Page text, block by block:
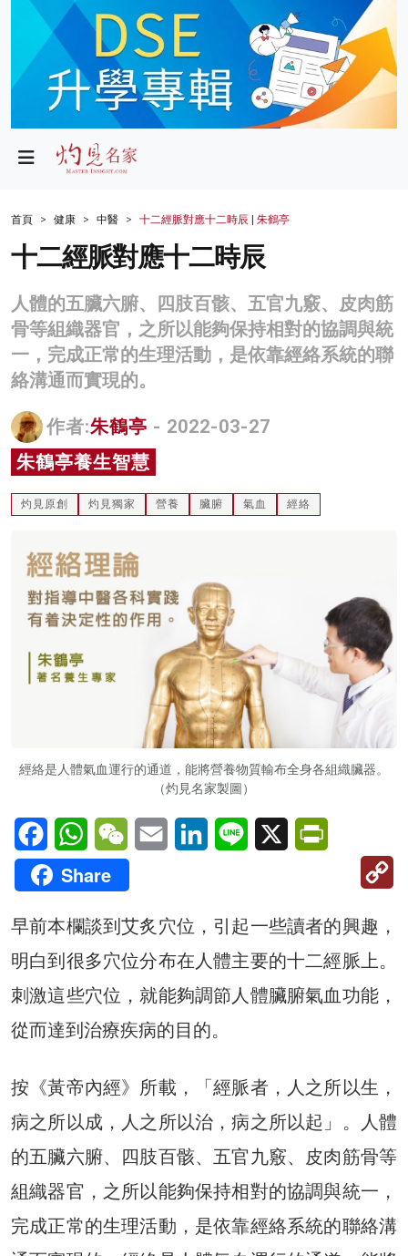
政局
財經
生活
商業
科技
名家榜
灼見活動
關於我們
首頁 健康 中醫 十二經脈對應十二時辰 | 朱鶴亭
十二經脈對應十二時辰
人體的五臟六腑、四肢百骸、五官九竅、皮肉筋
骨等組織器官，之所以能夠保持相對的協調與統
一，完成正常的生理活動，是依靠經絡系統的聯
絡溝通而實現的。
作者:朱鶴亭 - 2022-03-27
朱鶴亭養生智慧
灼見原創 灼見獨家 營養 臟腑 氣血 經絡
經絡是人體氣血運行的通道，能將營養物質輸布全身各組織臟器。
（灼見名家製圖）
FacebookWhatsAppWeChatEmail LinkedInLine X
Share
早前本欄談到艾炙穴位，引起一些讀者的興趣，
明白到很多穴位分布在人體主要的十二經脈上。
刺激這些穴位，就能夠調節人體臟腑氣血功能，
從而達到治療疾病的目的。
按《黃帝內經》所載，「經脈者，人之所以生，
病之所以成，人之所以治，病之所以起」。人體
的五臟六腑、四肢百骸、五官九竅、皮肉筋骨等
組織器官，之所以能夠保持相對的協調與統一，
完成正常的生理活動，是依靠經絡系統的聯絡溝